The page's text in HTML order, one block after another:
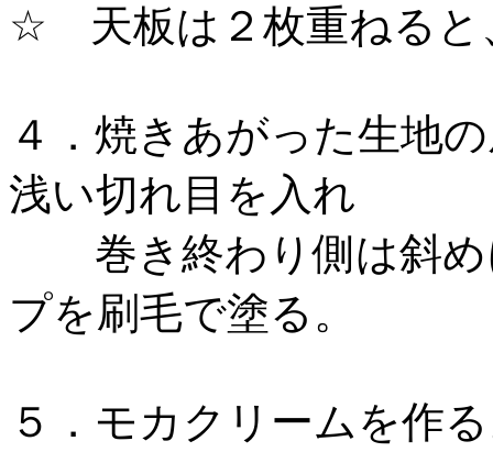
☆ 天板は２枚重ねると
４．焼きあがった生地
浅い切れ目を入れ
巻き終わり側は斜め
プを刷毛で塗る。
５．モカクリームを作